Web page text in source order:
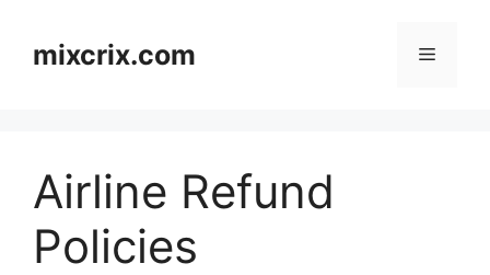
contentmixcrix.com Menu
Airline Refund
Policies